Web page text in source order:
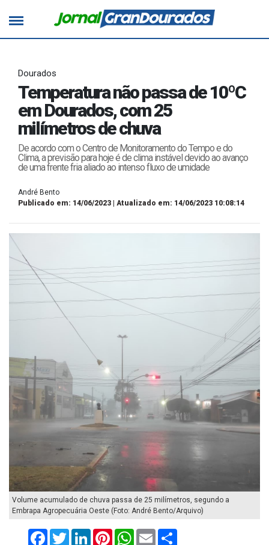
Dourados
Temperatura não passa de 10ºC
em Dourados, com 25
milímetros de chuva
De acordo com o Centro de Monitoramento do Tempo e do
Clima, a previsão para hoje é de clima instável devido ao avanço
de uma frente fria aliado ao intenso fluxo de umidade
André Bento
Publicado em: 14/06/2023 | Atualizado em: 14/06/2023 10:08:14
Volume acumulado de chuva passa de 25 milímetros, segundo a
Embrapa Agropecuária Oeste (Foto: André Bento/Arquivo)
FacebookTwitterLinkedInPinterestWhatsApp
Email